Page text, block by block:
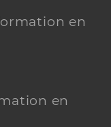
en
en